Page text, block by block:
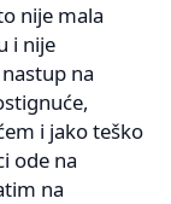
nije mala
i nije
na
i jako teško
ode na
na